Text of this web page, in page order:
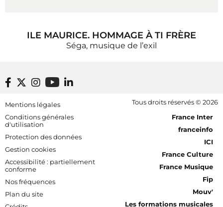
ILE MAURICE. HOMMAGE À TI FRÈRE
Séga, musique de l’exil
Footer bottom
Mentions légales
Conditions générales
d'utilisation
Protection des données
Gestion cookies
Accessibilité : partiellement
conforme
Nos fréquences
Plan du site
Tous droits réservés © 2026
[RDF] Pied de page - Mobile
France Inter
franceinfo
ICI
France Culture
France Musique
Fip
Mouv'
Les formations musicales